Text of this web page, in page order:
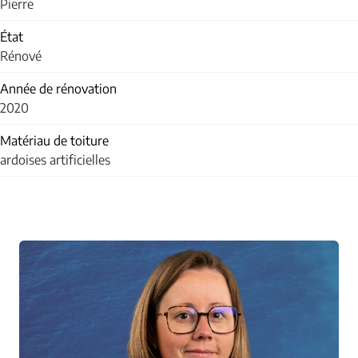
Pierre
État
Rénové
Année de rénovation
2020
Matériau de toiture
ardoises artificielles